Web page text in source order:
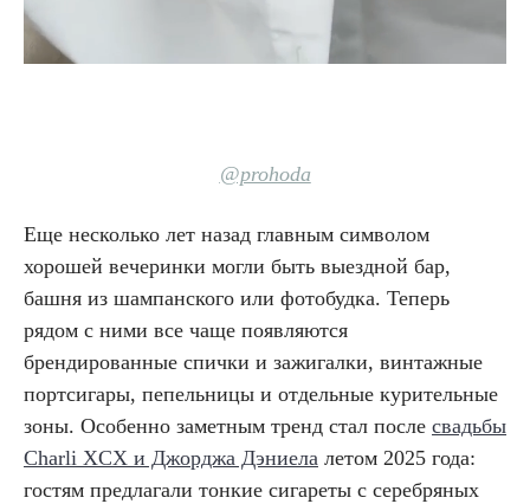
@prohoda
Еще несколько лет назад главным символом
хорошей вечеринки могли быть выездной бар,
башня из шампанского или фотобудка. Теперь
рядом с ними все чаще появляются
брендированные спички и зажигалки, винтажные
портсигары, пепельницы и отдельные курительные
зоны. Особенно заметным тренд стал после свадьбы
Charli XCX и Джорджа Дэниела летом 2025 года:
гостям предлагали тонкие сигареты с серебряных